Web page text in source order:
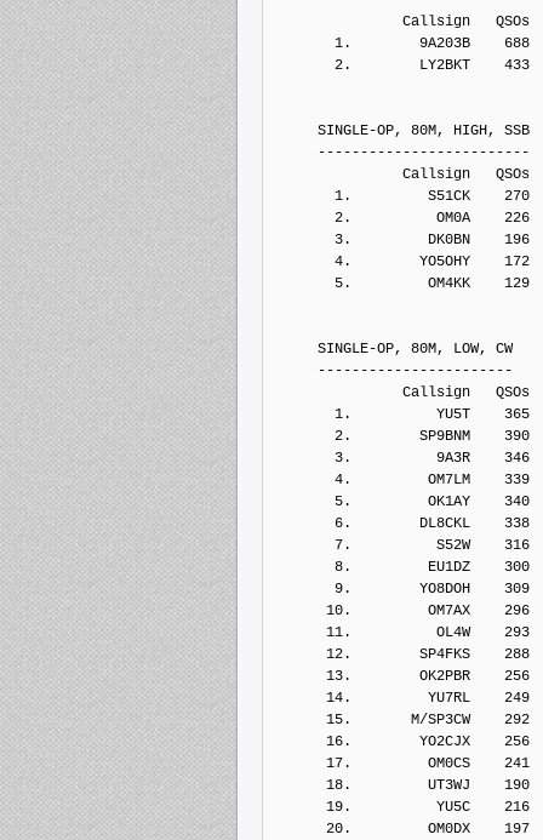
Callsign   QSOs  Points
1.        9A203B    688
2.        LY2BKT    433
SINGLE-OP, 80M, HIGH, SSB
-------------------------
Callsign   QSOs  Points
1.         S51CK    270
2.          OM0A    226
3.         DK0BN    196
4.        YO5OHY    172
5.         OM4KK    129
SINGLE-OP, 80M, LOW, CW
-----------------------
Callsign   QSOs  Points
1.          YU5T    365
2.        SP9BNM    390
3.          9A3R    346
4.         OM7LM    339
5.         OK1AY    340
6.        DL8CKL    338
7.          S52W    316
8.         EU1DZ    300
9.        YO8DOH    309
10.         OM7AX    296
11.          OL4W    293
12.        SP4FKS    288
13.        OK2PBR    256
14.         YU7RL    249
15.       M/SP3CW    292
16.        YO2CJX    256
17.         OM0CS    241
18.         UT3WJ    190
19.          YU5C    216
20.         OM0DX    197